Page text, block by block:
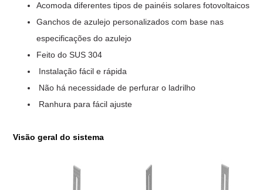
Acomoda diferentes tipos de painéis solares fotovoltaicos
Ganchos de azulejo personalizados com base nas
especificações do azulejo
Feito do SUS 304
Instalação fácil e rápida
Não há necessidade de perfurar o ladrilho
Ranhura para fácil ajuste
Visão geral do sistema